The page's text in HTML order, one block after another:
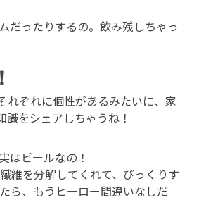
だったりするの。飲み残しちゃっ
れぞれに個性があるみたいに、家
をシェアしちゃうね！
はビールなの！
維を分解してくれて、びっくりす
ら、もうヒーロー間違いなしだ